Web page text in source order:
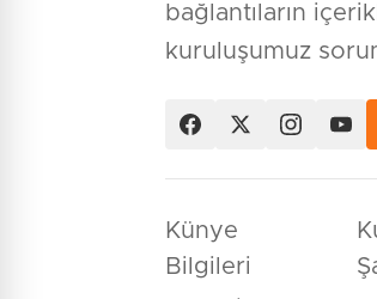
bağlantıların
kuruluşumuz
Künye
Bilgileri